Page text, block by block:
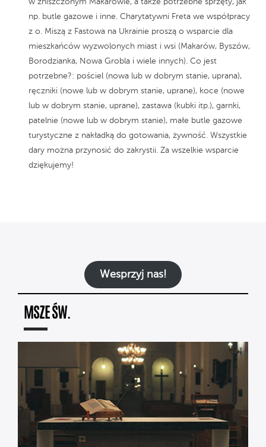
w zniszczonym Makarowie, a także potrzebne sprzęty, jak
np. butle gazowe i inne. Charytatywni Freta we współpracy
z o. Miszą z Fastowa na Ukrainie proszą o wsparcie dla
mieszkańców wyzwolonych miast i wsi (Makarów, Byszów,
Borodzianka, Nowa Grobla i wiele innych). Co jest
potrzebne?: pościel (nowa lub w dobrym stanie, uprana),
ręczniki (nowe lub w dobrym stanie, uprane), koce (nowe
lub w dobrym stanie, uprane), zastawa (kubki itp.), garnki,
patelnie (nowe lub w dobrym stanie), małe butle gazowe
turystyczne z nakładką do gotowania, żywność. Wszystkie
dary można przynosić do zakrystii. Za wszelkie wsparcie
dziękujemy!
Wesprzyj nas!
MSZE ŚW.